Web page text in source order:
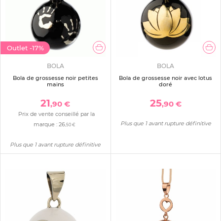
Outlet -17%
BOLA
Bola de grossesse noir petites
mains
21,90 €
Prix de vente conseillé par la
marque : 26,50 €
Plus que 1 avant rupture définitive
BOLA
Bola de grossesse noir avec lotus
doré
25,90 €
Plus que 1 avant rupture définitive